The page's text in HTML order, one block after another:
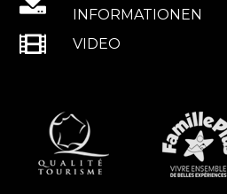
INFORMATIONEN
VIDEO